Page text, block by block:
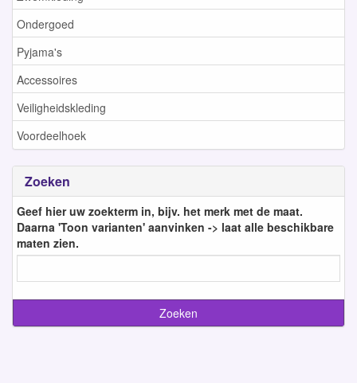
Ondergoed
Pyjama's
Accessoires
Veiligheidskleding
Voordeelhoek
Zoeken
Geef hier uw zoekterm in, bijv. het merk met de maat.
Daarna 'Toon varianten' aanvinken -> laat alle beschikbare
maten zien.